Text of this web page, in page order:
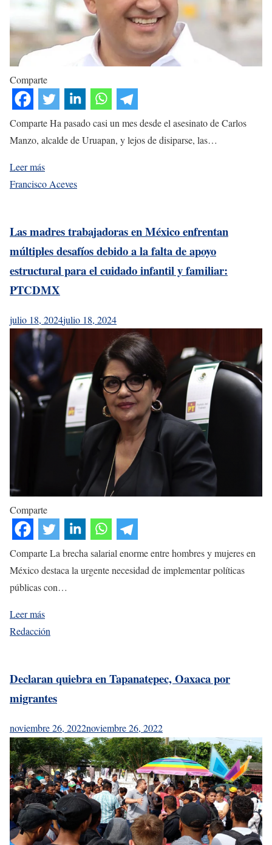
Comparte
Comparte Ha pasado casi un mes desde el asesinato de Carlos
Manzo, alcalde de Uruapan, y lejos de disiparse, las…
Leer más
Francisco Aceves
Las madres trabajadoras en México enfrentan
múltiples desafíos debido a la falta de apoyo
estructural para el cuidado infantil y familiar:
PTCDMX
julio 18, 2024julio 18, 2024
Comparte
Comparte La brecha salarial enorme entre hombres y mujeres en
México destaca la urgente necesidad de implementar políticas
públicas con…
Leer más
Redacción
Declaran quiebra en Tapanatepec, Oaxaca por
migrantes
noviembre 26, 2022noviembre 26, 2022